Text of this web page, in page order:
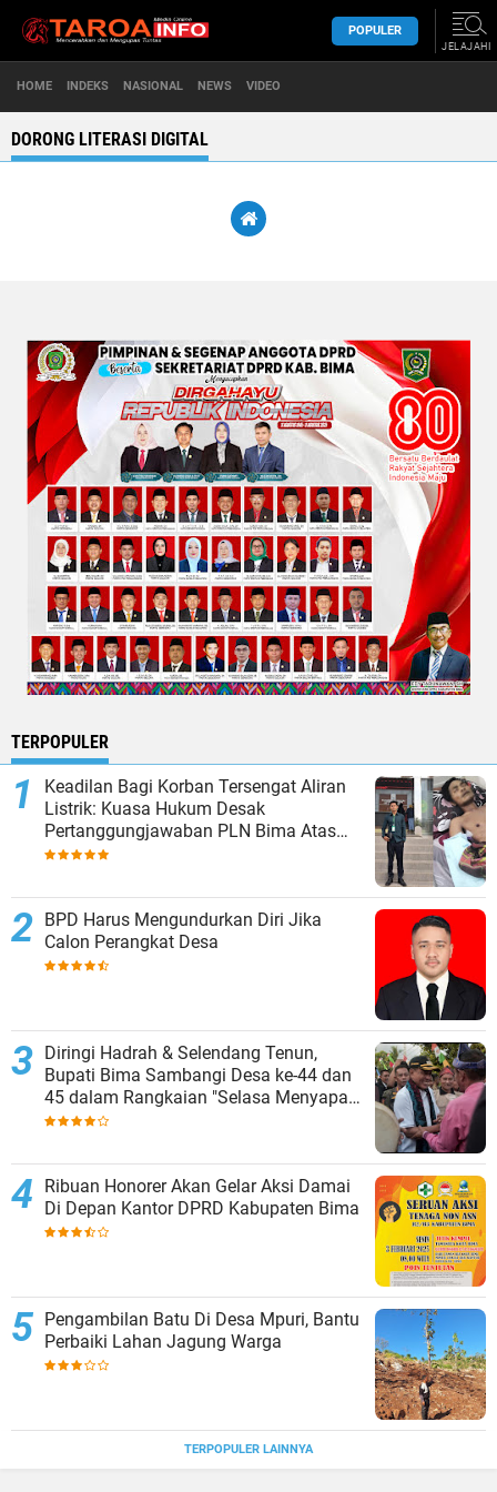
POPULER
JELAJAHI
HOME INDEKS NASIONAL NEWS VIDEO
DORONG LITERASI DIGITAL
TERPOPULER
Keadilan Bagi Korban Tersengat Aliran
Listrik: Kuasa Hukum Desak
Pertanggungjawaban PLN Bima Atas
Amputasi Dua Tangan Korban
BPD Harus Mengundurkan Diri Jika
Calon Perangkat Desa
Diringi Hadrah & Selendang Tenun,
Bupati Bima Sambangi Desa ke-44 dan
45 dalam Rangkaian "Selasa Menyapa"
Monta
Ribuan Honorer Akan Gelar Aksi Damai
Di Depan Kantor DPRD Kabupaten Bima
Pengambilan Batu Di Desa Mpuri, Bantu
Perbaiki Lahan Jagung Warga
TERPOPULER LAINNYA